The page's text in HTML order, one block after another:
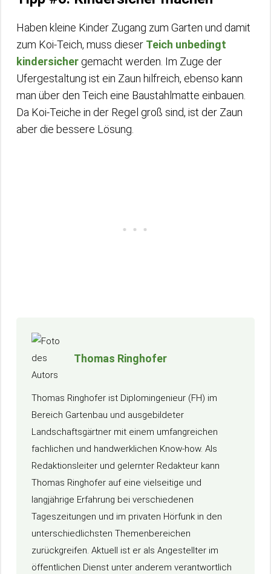
Haben kleine Kinder Zugang zum Garten und damit
zum Koi-Teich, muss dieser Teich unbedingt
kindersicher gemacht werden. Im Zuge der
Ufergestaltung ist ein Zaun hilfreich, ebenso kann
man über den Teich eine Baustahlmatte einbauen.
Da Koi-Teiche in der Regel groß sind, ist der Zaun
aber die bessere Lösung.
Thomas Ringhofer
Thomas Ringhofer ist Diplomingenieur (FH) im
Bereich Gartenbau und ausgebildeter
Landschaftsgärtner mit einem umfangreichen
fachlichen und handwerklichen Know-how. Als
Redaktionsleiter und gelernter Redakteur kann
Thomas Ringhofer auf eine vielseitige und
langjährige Erfahrung bei verschiedenen
Tageszeitungen und im privaten Hörfunk in den
unterschiedlichsten Themenbereichen
zurückgreifen. Aktuell ist er als Angestellter im
öffentlichen Dienst unter anderem verantwortlich